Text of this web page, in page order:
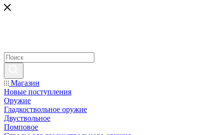
Магазин
Новые поступления
Оружие
Гладкоствольное оружие
Двуствольное
Помповое